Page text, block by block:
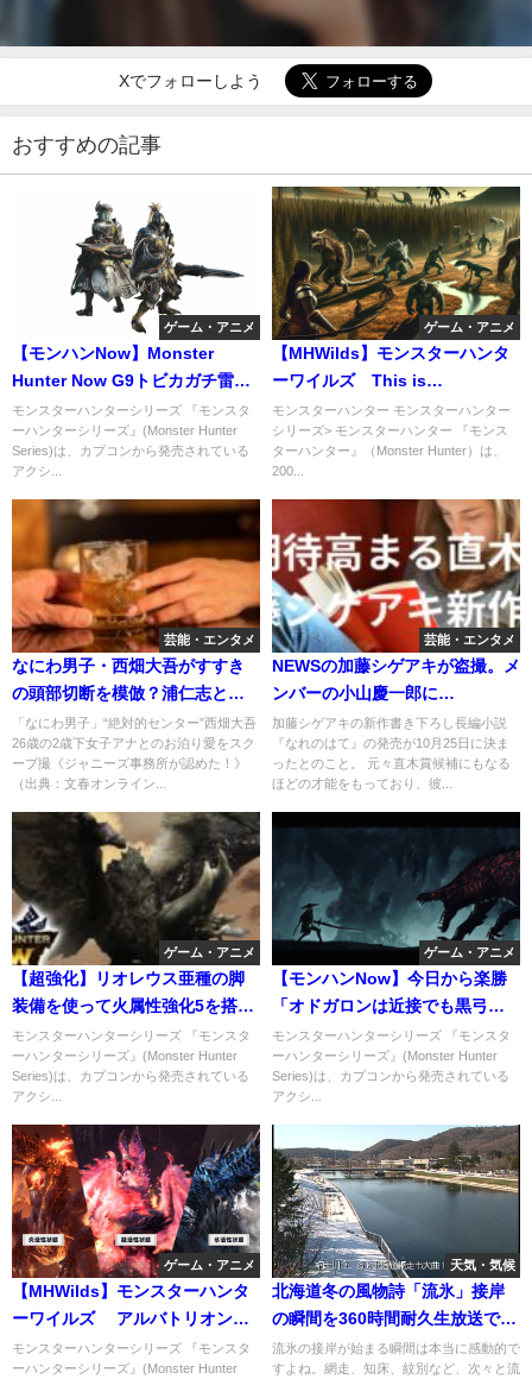
Xでフォローしよう
おすすめの記事
ゲーム・アニメ
【モンハンNow】Monster
Hunter Now G9トビカガチ雷弓
装備 9ジュラ狩猟可能
モンスターハンターシリーズ 『モンスタ
ーハンターシリーズ』(Monster Hunter
Series)は、カプコンから発売されている
アクシ...
ゲーム・アニメ
【MHWilds】モンスターハンタ
ーワイルズ This is
BRUTALITY
モンスターハンター モンスターハンター
シリーズ> モンスターハンター 『モンス
ターハンター』（Monster Hunter）は、
200...
芸能・エンタメ
なにわ男子・西畑大吾がすすき
の頭部切断を模倣？浦仁志と同
様にウィッグで女装してホテル
へ！相手の女子アナは田村瑠奈
とは似ていないそうですね。
「なにわ男子」“絶対的センター”西畑大吾
26歳の2歳下女子アナとのお泊り愛をスク
ープ撮《ジャニーズ事務所が認めた！》
（出典：文春オンライン...
芸能・エンタメ
NEWSの加藤シゲアキが盗撮。メ
ンバーの小山慶一郎に
X（Twitter）で指摘されるｗ
加藤シゲアキの新作書き下ろし長編小説
『なれのはて』の発売が10月25日に決ま
ったとのこと。 元々直木賞候補にもなる
ほどの才能をもっており、彼...
ゲーム・アニメ
【超強化】リオレウス亜種の脚
装備を使って火属性強化5を搭載
したライトボウガン装備
モンスターハンターシリーズ 『モンスタ
ーハンターシリーズ』(Monster Hunter
Series)は、カプコンから発売されている
アクシ...
ゲーム・アニメ
【モンハンNow】今日から楽勝
「オドガロンは近接でも黒弓で
も●●●するだけで超余裕」
モンスターハンターシリーズ 『モンスタ
ーハンターシリーズ』(Monster Hunter
Series)は、カプコンから発売されている
アクシ...
ゲーム・アニメ
【MHWilds】モンスターハンタ
ーワイルズ アルバトリオンを5
分針で沈めてしまう太刀
モンスターハンターシリーズ 『モンスタ
ーハンターシリーズ』(Monster Hunter
天気・気候
北海道冬の風物詩「流氷」接岸
の瞬間を360時間耐久生放送で熱
視線！
流氷の接岸が始まる瞬間は本当に感動的で
すよね。網走、知床、紋別など、次々と流